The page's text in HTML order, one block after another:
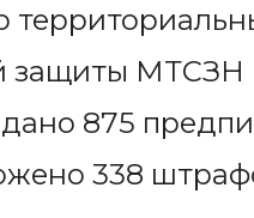
защиты МТСЗН
875
338